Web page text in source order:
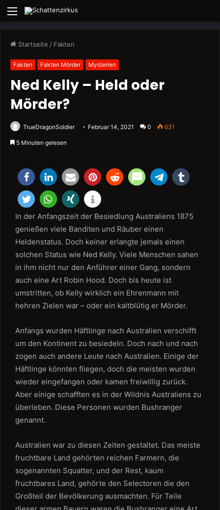
Menü
Startseite / Fakten
Fakten Fakten Mörder Mysterien
Ned Kelly – Held oder
Mörder?
TrueDragonSoldier Februar 14, 2021 0 631
5 Minuten gelesen
In der Anfangszeit der Besiedlung Australiens 1875
genießen viele Banditen und Räuber einen
Heldenstatus. Doch keiner erlangte jemals einen
solchen Status wie Ned Kelly. Viele Menschen sahen
in ihm nicht nur den Anführer einer Gang, sondern
auch eine Art Robin Hood. Doch bis heute ist
umstritten, ob Kelly wirklich ein Ehrenmann mit
hehren Zielen war – oder ein kaltblütig er Mörder.
Anfangs wurden Häftlinge nach Australien verschifft
um den Kontinent zu besiedeln. Doch nach und nach
zogen auch andere Leute nach Australien. Einige der
Häftlinge könnten fliegen, doch die meisten wurden
wieder eingefangen oder kamen freiwillig zurück.
Aber einige schafften es in der Wildnis Australiens zu
überleben. Diese Personen wurden Bushranger
genannt.
Australien war zu diesen Zeiten gestaltet. Das meiste
fruchtbare Land gehörten reichen Farmern, die
sogenannten Squatter, und der Rest, kaum
fruchtbares Land, gehörte den Selectoren die den
Großteil der Bevölkerung ausmachten. Für Teile